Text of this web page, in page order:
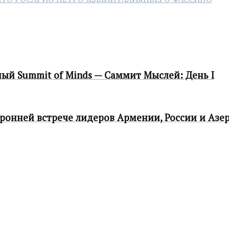
Summit of Minds — Саммит Мыслей: День I
встрече лидеров Армении, России и